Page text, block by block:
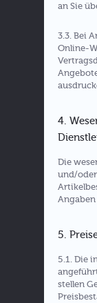
an Sie
3.3. Bei
Online-
4.
Die
und/
5.
5.1. Die
stellen